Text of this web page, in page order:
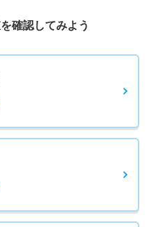
確認してみよう